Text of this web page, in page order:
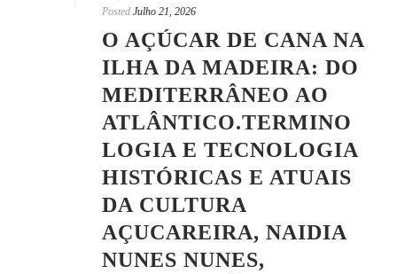
Posted Julho 21, 2026
O AÇÚCAR DE CANA NA
ILHA DA MADEIRA: DO
MEDITERRÂNEO AO
ATLÂNTICO.TERMINO
LOGIA E TECNOLOGIA
HISTÓRICAS E ATUAIS
DA CULTURA
AÇUCAREIRA, NAIDIA
NUNES NUNES,